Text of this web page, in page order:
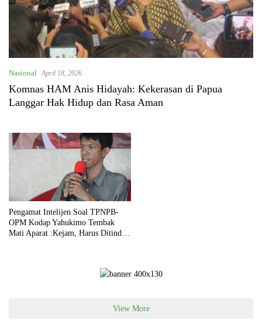
Nasional April 18, 2026
Komnas HAM Anis Hidayah: Kekerasan di Papua
Langgar Hak Hidup dan Rasa Aman
Pengamat Intelijen Soal TPNPB-
OPM Kodap Yahukimo Tembak
Mati Aparat :Kejam, Harus Ditindak
View More